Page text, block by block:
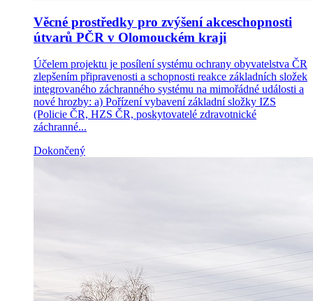
Věcné prostředky pro zvýšení akceschopnosti
útvarů PČR v Olomouckém kraji
Účelem projektu je posílení systému ochrany obyvatelstva ČR
zlepšením připravenosti a schopnosti reakce základních složek
integrovaného záchranného systému na mimořádné události a
nové hrozby: a) Pořízení vybavení základní složky IZS
(Policie ČR, HZS ČR, poskytovatelé zdravotnické
záchranné...
Dokončený